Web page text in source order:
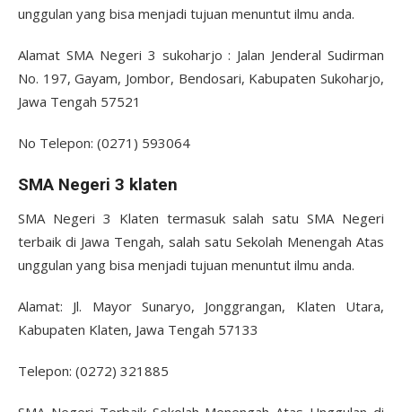
unggulan yang bisa menjadi tujuan menuntut ilmu anda.
Alamat SMA Negeri 3 sukoharjo : Jalan Jenderal Sudirman
No. 197, Gayam, Jombor, Bendosari, Kabupaten Sukoharjo,
Jawa Tengah 57521
No Telepon: (0271) 593064
SMA Negeri 3 klaten
SMA Negeri 3 Klaten termasuk salah satu SMA Negeri
terbaik di Jawa Tengah, salah satu Sekolah Menengah Atas
unggulan yang bisa menjadi tujuan menuntut ilmu anda.
Alamat: Jl. Mayor Sunaryo, Jonggrangan, Klaten Utara,
Kabupaten Klaten, Jawa Tengah 57133
Telepon: (0272) 321885